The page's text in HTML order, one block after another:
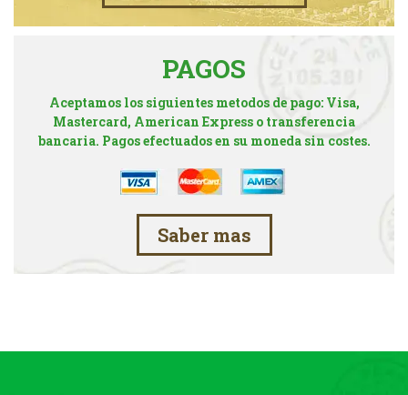
PAGOS
Aceptamos los siguientes metodos de pago: Visa,
Mastercard, American Express o transferencia
bancaria. Pagos efectuados en su moneda sin costes.
Saber mas